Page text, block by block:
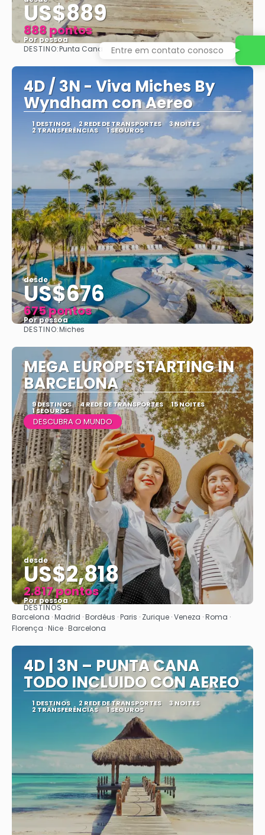
US$889
888 pontos
Por pessoa
Vejo
DESTINO:Punta Cana
4D / 3N - Viva Miches By
Wyndham con Aereo
1 DESTINOS 2 REDE DE TRANSPORTES 3 NOITES
2 TRANSFERÊNCIAS 1 SEGUROS
desde
US$676
675 pontos
Por pessoa
DESTINO:Miches
MEGA EUROPE STARTING IN
BARCELONA
9 DESTINOS 4 REDE DE TRANSPORTES 15 NOITES
1 SEGUROS
DESCUBRA O MUNDO
desde
US$2,818
2.817 pontos
Por pessoa
Vejo
DESTINOS
Barcelona · Madrid · Bordéus · Paris · Zurique · Veneza · Roma ·
Florença · Nice · Barcelona
4D | 3N – PUNTA CANA
TODO INCLUIDO CON AEREO
1 DESTINOS 2 REDE DE TRANSPORTES 3 NOITES
2 TRANSFERÊNCIAS 1 SEGUROS
Entre em contato conosco